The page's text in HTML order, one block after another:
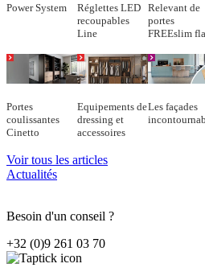
Power System
Réglettes LED
recoupables
Line
Relevant de
portes
FREEslim
Portes
coulissantes
Cinetto
Equipements de
dressing et
accessoires
Les façades
Voir tous les articles
Actualités
Besoin d'un conseil ?
+32 (0)9 261 03 70